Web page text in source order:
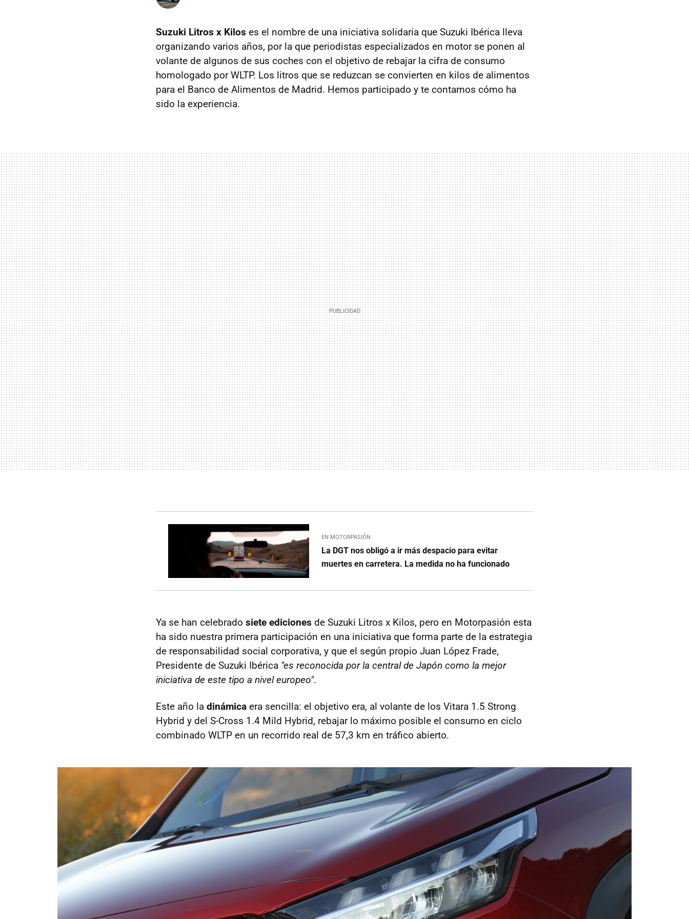
Suzuki Litros x Kilos es el nombre de una iniciativa solidaria que Suzuki Ibérica lleva
organizando varios años, por la que periodistas especializados en motor se ponen al
volante de algunos de sus coches con el objetivo de rebajar la cifra de consumo
homologado por WLTP. Los litros que se reduzcan se convierten en kilos de alimentos
para el Banco de Alimentos de Madrid. Hemos participado y te contamos cómo ha
sido la experiencia.
EN MOTORPASIÓN
La DGT nos obligó a ir más despacio para evitar
muertes en carretera. La medida no ha funcionado
Ya se han celebrado siete ediciones de Suzuki Litros x Kilos, pero en Motorpasión esta
ha sido nuestra primera participación en una iniciativa que forma parte de la estrategia
de responsabilidad social corporativa, y que el según propio Juan López Frade,
Presidente de Suzuki Ibérica "es reconocida por la central de Japón como la mejor
iniciativa de este tipo a nivel europeo".
Este año la dinámica era sencilla: el objetivo era, al volante de los Vitara 1.5 Strong
Hybrid y del S-Cross 1.4 Mild Hybrid, rebajar lo máximo posible el consumo en ciclo
combinado WLTP en un recorrido real de 57,3 km en tráfico abierto.